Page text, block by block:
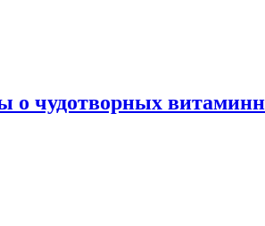
о чудотворных